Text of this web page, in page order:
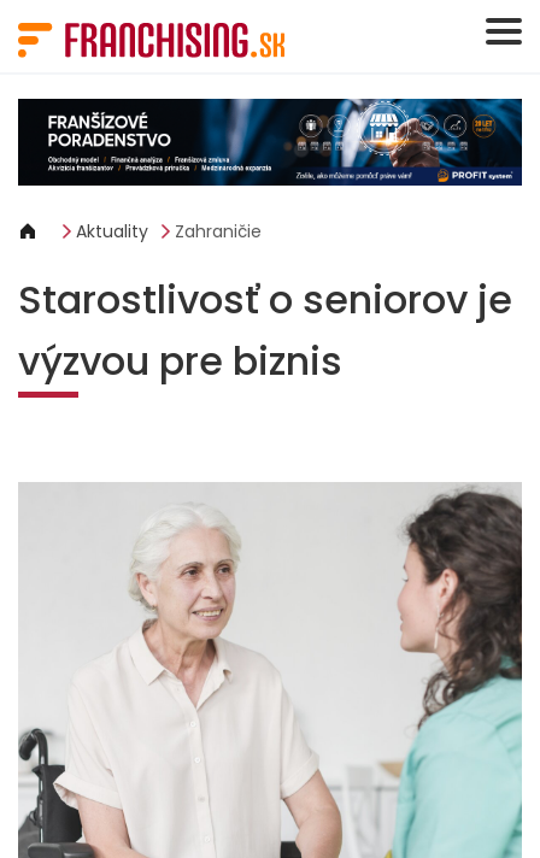
Aktuality Zahraničie
Starostlivosť o seniorov je
výzvou pre biznis